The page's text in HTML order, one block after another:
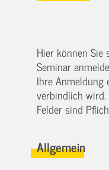
Hier können
Seminar
Ihre
verbindlich
Felder sind
Allgemein